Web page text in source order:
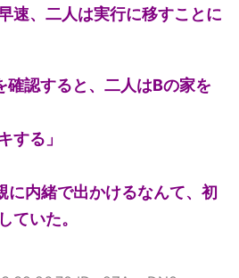
速、二人は実行に移すことに
確認すると、二人はBの家を
する」
に内緒で出かけるなんて、初
ていた。